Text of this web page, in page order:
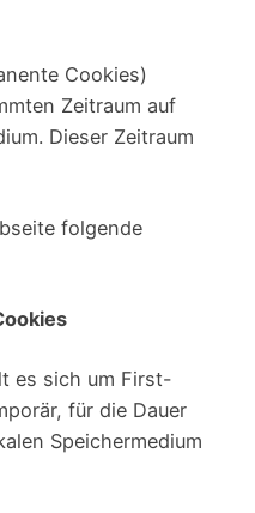
Cookies)
Zeitraum auf
Dieser Zeitraum
folgende
es sich um First-
für die Dauer
Speichermedium